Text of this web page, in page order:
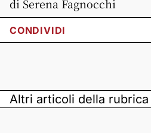
di Serena Fagnocchi
CONDIVIDI
Altri articoli della rubrica